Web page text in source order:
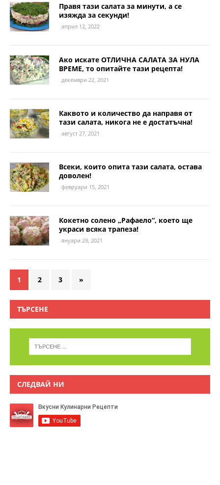
Правя тази салата за минути, а се
изяжда за секунди!
април 12, 2022
Ако искате ОТЛИЧНА САЛАТА ЗА НУЛА
ВРЕМЕ, то опитайте тази рецепта!
декември 22, 2021
Каквото и количество да направя от
тази салата, никога не е достатъчна!
август 27, 2021
Всеки, които опита тази салата, остава
доволен!
февруари 15, 2021
Кокетно солено „Рафаело“, което ще
украси всяка трапеза!
януари 29, 2021
1 2 3 »
ТЪРСЕНЕ
СЛЕДВАЙ НИ